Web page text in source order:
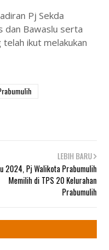
Pj Sekda
dan Bawaslu serta
ikut melakukan
LEBIH BARU
2024, Pj Walikota Prabumulih
Memilih di TPS 20 Kelurahan
Prabumulih